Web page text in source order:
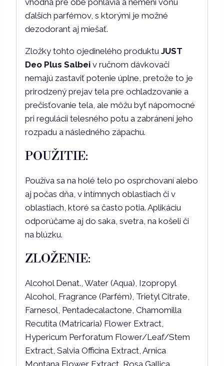
vhodná pre obe pohlavia a nemení vôňu
ďalších parfémov, s ktorými je možné
dezodorant aj miešať.
Zložky tohto ojedinelého produktu JUST
Deo Plus Salbei v ručnom dávkovači
nemajú zastaviť potenie úplne, pretože to je
prirodzený prejav tela pre ochladzovanie a
prečisťovanie tela, ale môžu byť nápomocné
pri regulácii telesného potu a zabránení jeho
rozpadu a následného zápachu.
POUŽITIE:
Používa sa na holé telo po osprchovaní alebo
aj počas dňa, v intímnych oblastiach či v
oblastiach, ktoré sa často potia. Aplikáciu
odporúčame aj do saka, svetra, na košeli či
na blúzku.
ZLOŽENIE:
Alcohol Denat., Water (Aqua), Izopropyl
Alcohol, Fragrance (Parfém), Trietyl Citrate,
Farnesol, Pentadecalactone, Chamomilla
Recutita (Matricaria) Flower Extract,
Hypericum Perforatum Flower/Leaf/Stem
Extract, Salvia Officina Extract, Arnica